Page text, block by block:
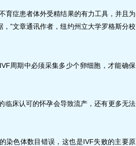
育症患者体外受精结果的有力工具，并且为
”文章通讯作者，纽约州立大学罗格斯分校
周期中必须采集多少个卵细胞，才能确保
临床认可的怀孕会导致流产，还有更多无法
染色体数目错误，这也是IVF失败的主要原